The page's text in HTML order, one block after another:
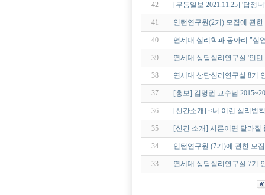
42 [무등일보 2021.11.25] '답정
41 인턴연구원(2기) 모집에 관
40 연세대 심리학과 동아리 "심
39 연세대 상담심리연구실 '인
38 연세대 상담심리연구실 8기
37 [홍보] 김명권 교수님
36 [신간소개] <너 이런 심리법
35 [신간 소개] 서른이면 달라질
34 인턴연구원 (7기)에 관한 모
33 연세대 상담심리연구실 7기